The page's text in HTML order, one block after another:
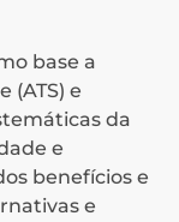
base a
(ATS) e
da
e
benefícios e
e